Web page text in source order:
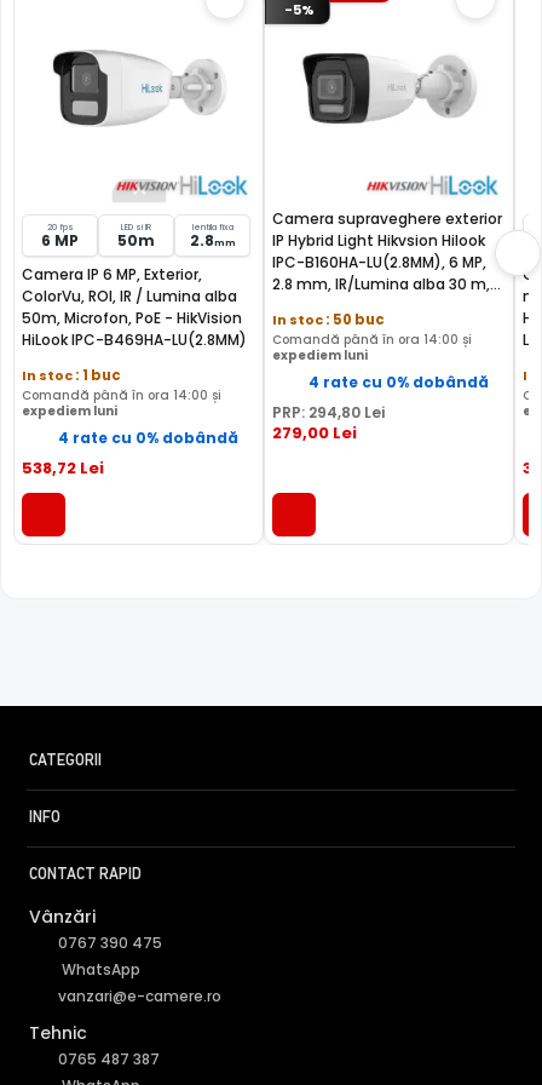
FILTRU IR MECANIC (ICR / IR Cut Fillter)
20 fps
6 MP
LED si IR
50m
lentila fixa
2.8mm
Camera IP 6 MP, Exterior,
ColorVu, ROI, IR / Lumina alba
50m, Microfon, PoE - HikVision
HiLook IPC-B469HA-LU(2.8MM)
In stoc: 1 buc
Comandă până în ora 14:00 și
expediem luni
4 rate cu 0% dobândă
538,72 Lei
-5%
Camera supraveghere exterior
IP Hybrid Light Hikvsion Hilook
IPC-B160HA-LU(2.8MM), 6 MP,
2.8 mm, IR/Lumina alba 30 m,
In stoc: 50 buc
Comandă până în ora 14:00 și
expediem luni
4 rate cu 0% dobândă
PRP: 294,80 Lei
279,00 Lei
In
CATEGORII
INFO
CONTACT RAPID
Vânzări
0767 390 475
WhatsApp
vanzari@e-camere.ro
Tehnic
0765 487 387